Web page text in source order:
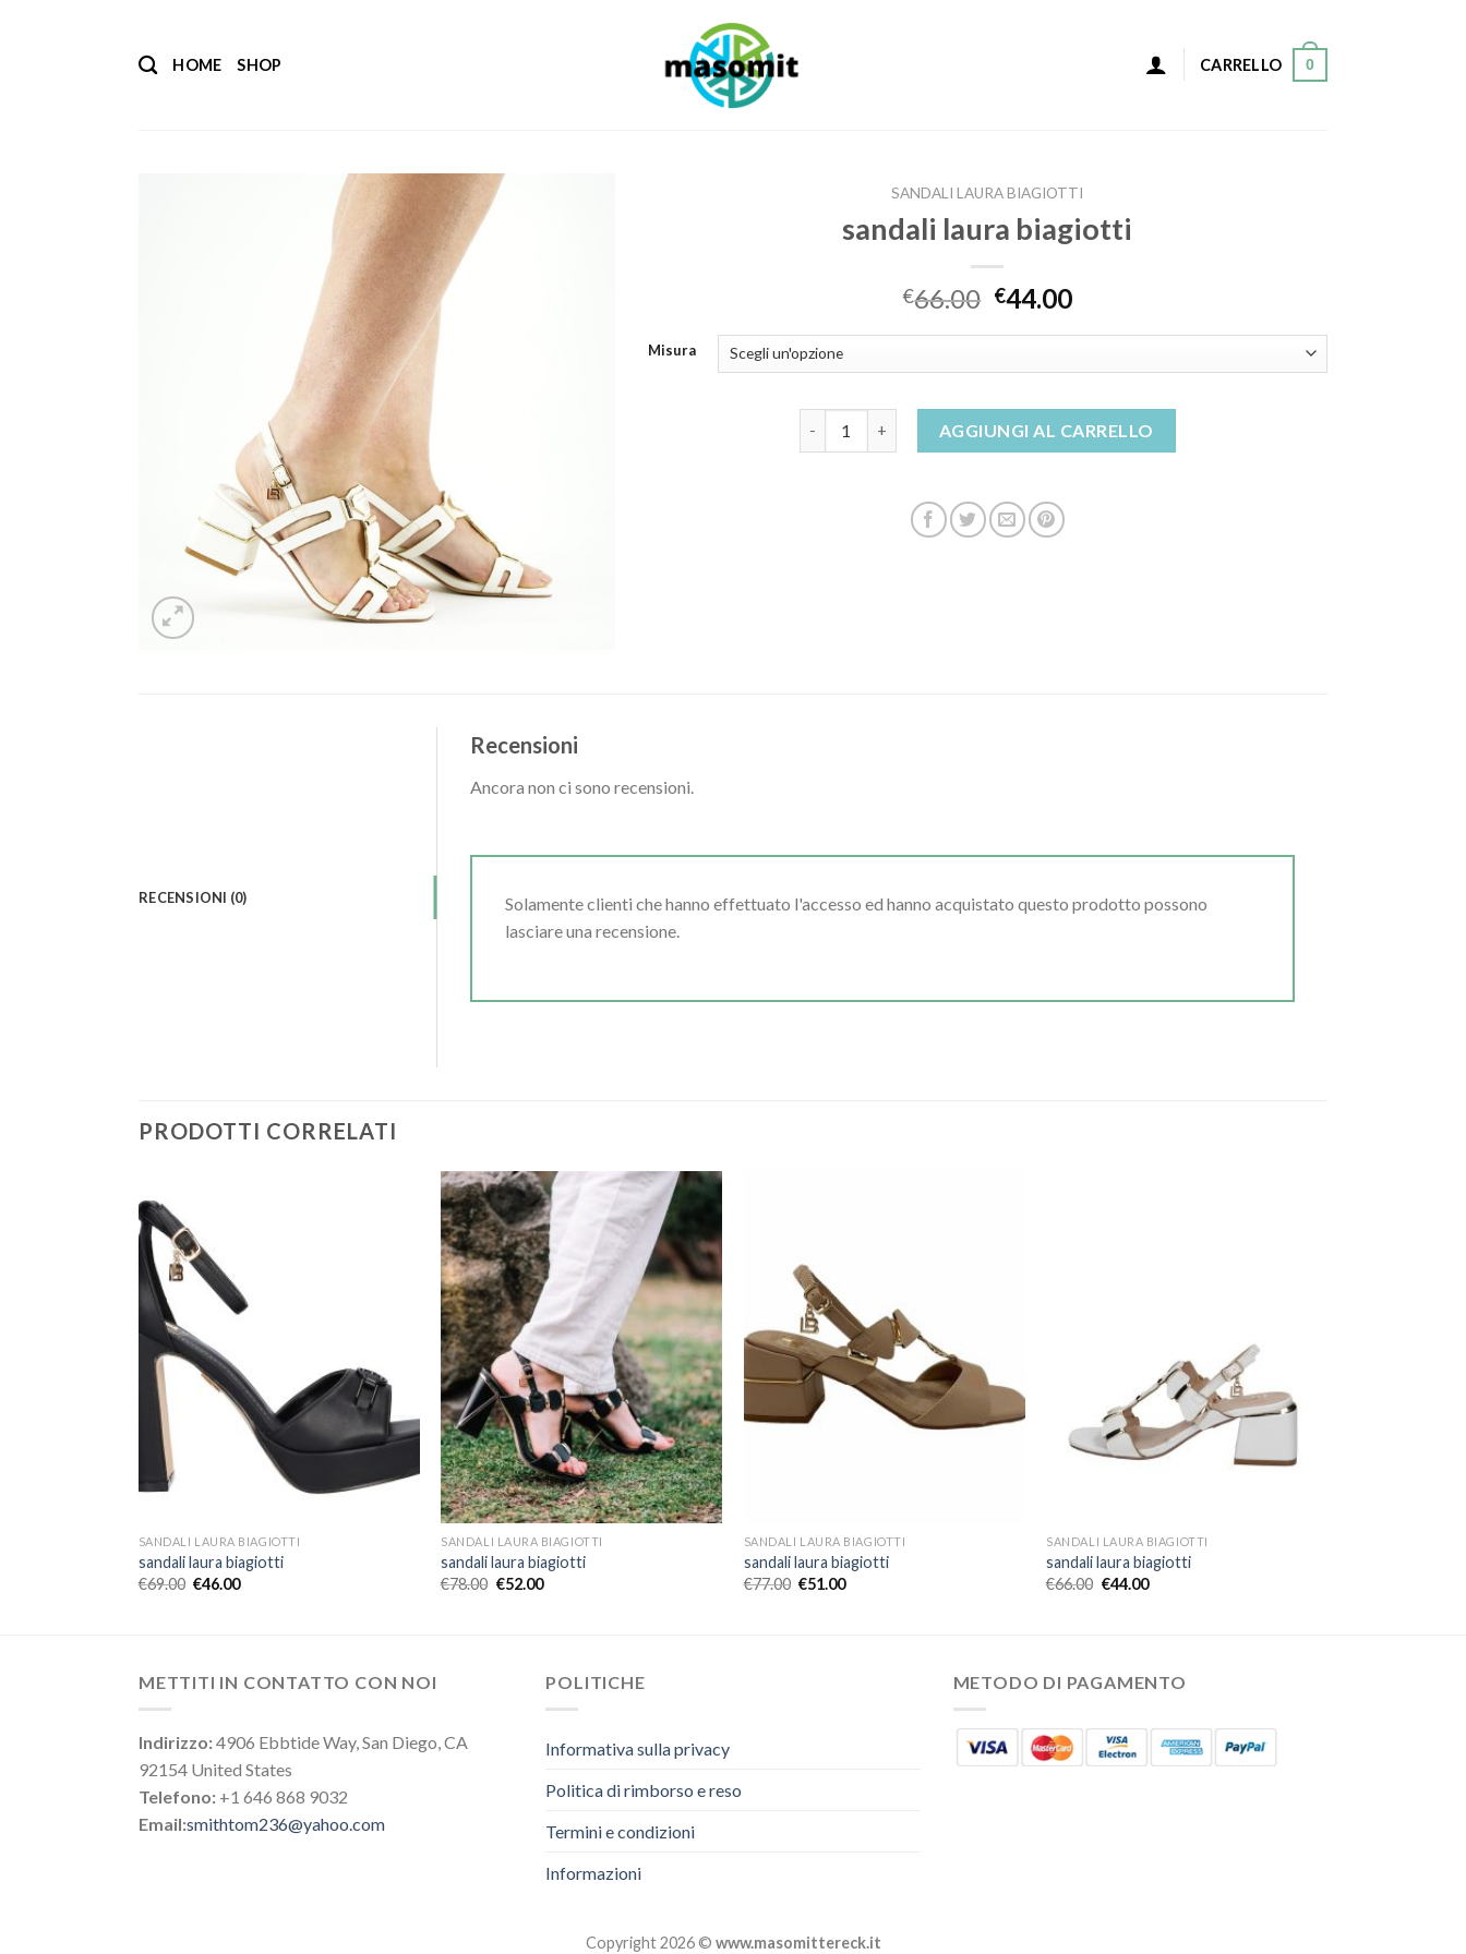
HOME SHOP CARRELLO 0
SANDALI LAURA BIAGIOTTI
sandali laura biagiotti
€66.00 €44.00
Misura
AGGIUNGI AL CARRELLO
RECENSIONI (0)
Recensioni
Ancora non ci sono recensioni.
Solamente clienti che hanno effettuato l'accesso ed hanno acquistato questo prodotto possono
lasciare una recensione.
PRODOTTI CORRELATI
SANDALI LAURA BIAGIOTTI
sandali laura biagiotti
€69.00 €46.00
SANDALI LAURA BIAGIOTTI
sandali laura biagiotti
€78.00 €52.00
SANDALI LAURA BIAGIOTTI
sandali laura biagiotti
€77.00 €51.00
SANDALI LAURA BIAGIOTTI
sandali laura biagiotti
€66.00 €44.00
METTITI IN CONTATTO CON NOI
Indirizzo:4906 Ebbtide Way, San Diego, CA
92154 United States
Telefono: +1 646 868 9032
Email:smithtom236@yahoo.com
POLITICHE
Informativa sulla privacy
Politica di rimborso e reso
Termini e condizioni
Informazioni
METODO DI PAGAMENTO
Copyright 2026 © www.masomittereck.it